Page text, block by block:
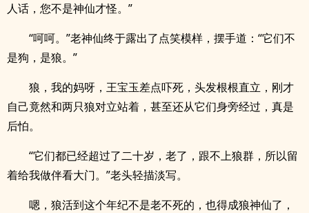
人话，您不是神仙才怪。”
“呵呵。”老神仙终于露出了点笑模样，摆手道：“它们不
是狗，是狼。”
狼，我的妈呀，王宝玉差点吓死，头发根根直立，刚才
自己竟然和两只狼对立站着，甚至还从它们身旁经过，真是
后怕。
“它们都已经超过了二十岁，老了，跟不上狼群，所以留
着给我做伴看大门。”老头轻描淡写。
嗯，狼活到这个年纪不是老不死的，也得成狼神仙了，